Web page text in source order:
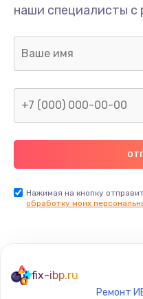
Ремонт
Замена
Ремонт
наши специалисты с
Нажимая на кнопку
обработку моих
fix-ibp.ru
Ремонт